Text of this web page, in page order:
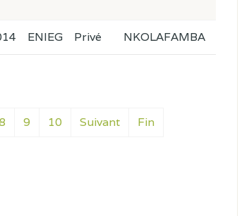
9 10 Suivant Fin
ENIEG Privé NKOLAFAMBA